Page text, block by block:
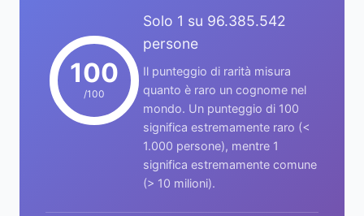
100
/100
Solo 1 su 96.385.542
persone
Il punteggio di rarità misura
quanto è raro un cognome nel
mondo. Un punteggio di 100
significa estremamente raro (<
1.000 persone), mentre 1
significa estremamente comune
(> 10 milioni).